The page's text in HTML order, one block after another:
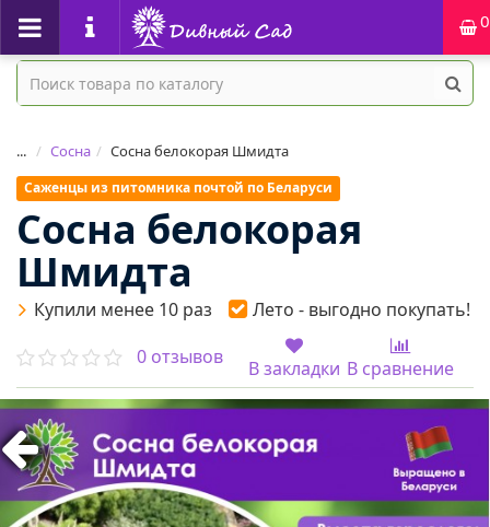
0
... Сосна Сосна белокорая Шмидта
Саженцы из питомника почтой по Беларуси
Сосна белокорая
Шмидта
Купили менее 10 раз
Лето - выгодно покупать!
0 отзывов
В закладки В сравнение